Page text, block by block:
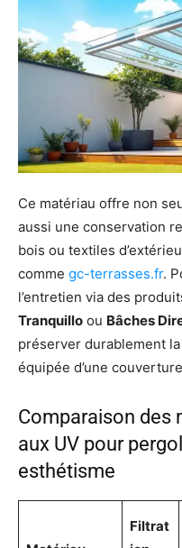
Ce matériau offre non
aussi une conservation
bois ou textiles
comme gc-terrasses.fr.
l’entretien via des
Tranquillo ou Bâches
préserver durablement
équipée d’une
Comparaison des
aux UV pour
esthétisme
Filtrat